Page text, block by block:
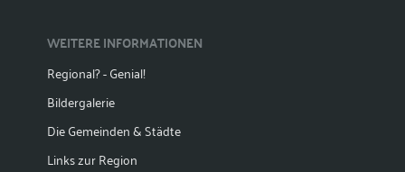
WEITERE INFORMATIONEN
Regional? - Genial!
Bildergalerie
Die Gemeinden & Städte
Links zur Region